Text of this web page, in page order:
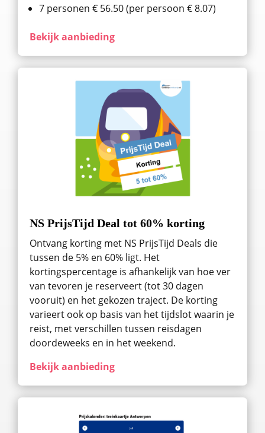
7 personen € 56.50 (per persoon € 8.07)
Bekijk aanbieding
NS PrijsTijd Deal tot 60% korting
Ontvang korting met NS PrijsTijd Deals die
tussen de 5% en 60% ligt. Het
kortingspercentage is afhankelijk van hoe ver
van tevoren je reserveert (tot 30 dagen
vooruit) en het gekozen traject. De korting
varieert ook op basis van het tijdslot waarin je
reist, met verschillen tussen reisdagen
doordeweeks en in het weekend.
Bekijk aanbieding